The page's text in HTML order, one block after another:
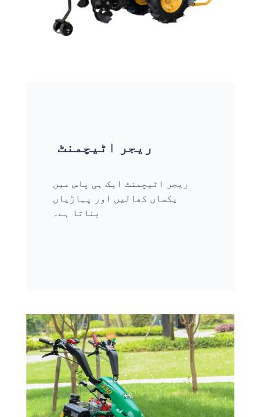
ریجر اٹیچمنٹ ایک ہی پاس میں
یکساں کھالیں اور پہاڑیاں
بناتا ہے۔
ریجر اٹیچمنٹ